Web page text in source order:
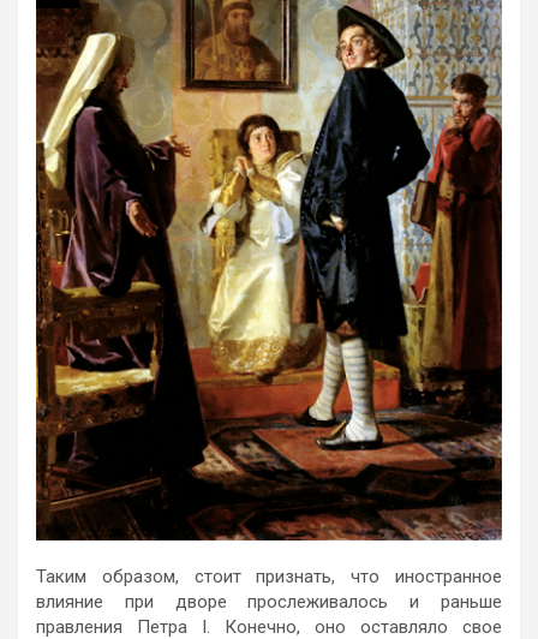
Таким образом, стоит признать, что иностранное
влияние при дворе прослеживалось и раньше
правления Петра Ι. Конечно, оно оставляло свое